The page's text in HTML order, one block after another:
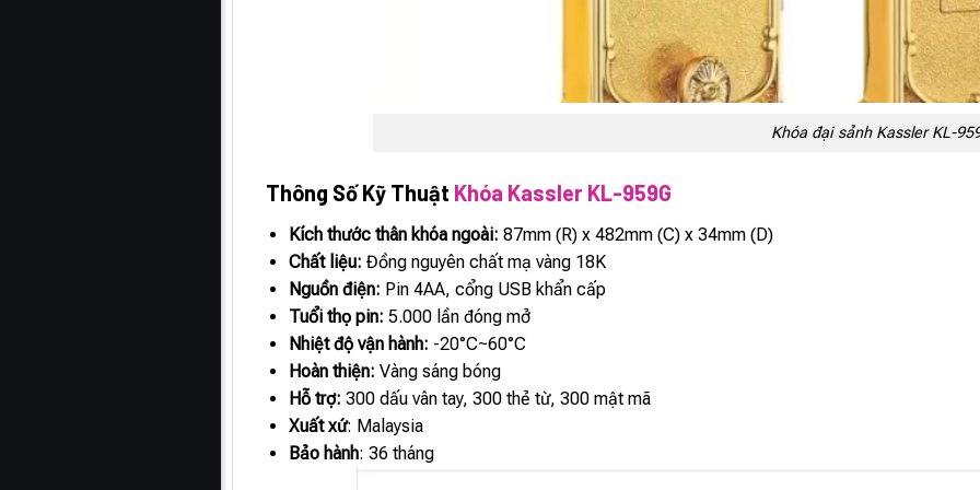
Khóa đại sảnh Kassler KL-
Thông Số Kỹ Thuật Khóa Kassler KL-959G
Kích thước thân khóa ngoài: 87mm (R) x 482mm (C) x 34mm (D)
Chất liệu: Đồng nguyên chất mạ vàng 18K
Nguồn điện: Pin 4AA, cổng USB khẩn cấp
Tuổi thọ pin: 5.000 lần đóng mở
Nhiệt độ vận hành: -20°C~60°C
Hoàn thiện: Vàng sáng bóng
Hỗ trợ: 300 dấu vân tay, 300 thẻ từ, 300 mật mã
Xuất xứ: Malaysia
Bảo hành: 36 tháng